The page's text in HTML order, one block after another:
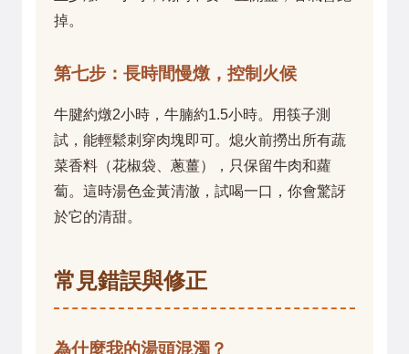
掉。
第七步：長時間慢燉，控制火候
牛腱約燉2小時，牛腩約1.5小時。用筷子測
試，能輕鬆刺穿肉塊即可。熄火前撈出所有蔬
菜香料（花椒袋、蔥薑），只保留牛肉和蘿
蔔。這時湯色金黃清澈，試喝一口，你會驚訝
於它的清甜。
常見錯誤與修正
為什麼我的湯頭混濁？